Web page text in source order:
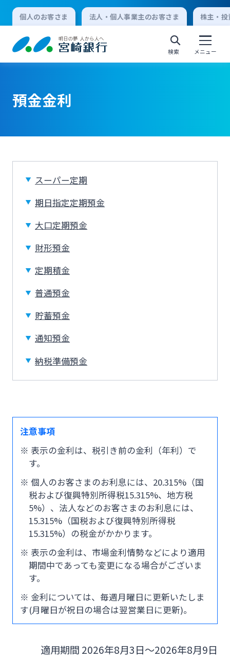
個人のお客さま 法人・個人事業主のお客さま 株主・
検索 メニュー
個人向けインターネットバンキング
ログオン
法人向けインターネットバンキング
ログオン
みやぎんMikatanoシリーズ
English
個人のお客さま
法人・個人事業主のお客さま
株主・投資家の皆さま
宮崎銀行について
ニュースリリース一覧
採用情報
お問い合わせ先一覧
預金金利
スーパー定期
期日指定定期預金
大口定期預金
財形預金
定期積金
普通預金
貯蓄預金
通知預金
納税準備預金
注意事項
※ 表示の金利は、税引き前の金利（年利）で
す。
※ 個人のお客さまのお利息には、20.315%（国
税および復興特別所得税15.315%、地方税
5%）、法人などのお客さまのお利息には、
15.315%（国税および復興特別所得税
15.315%）の税金がかかります。
※ 表示の金利は、市場金利情勢などにより適用
期間中であっても変更になる場合がございま
す。
※ 金利については、毎週月曜日に更新いたしま
す(月曜日が祝日の場合は翌営業日に更新)。
適用期間 2026年8月3日～2026年8月9日